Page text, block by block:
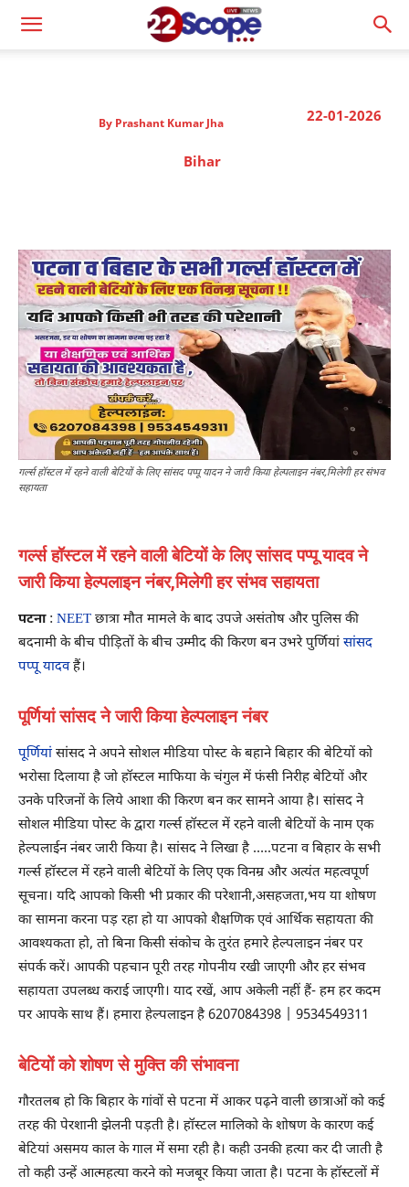
22-01-2026
By Prashant Kumar Jha
Bihar
गर्ल्स हॉस्टल में रहने वाली बेटियों के लिए सांसद पप्पू यादन ने जारी किया हेल्पलाइन नंबर,मिलेगी हर संभव
सहायता
गर्ल्स हॉस्टल में रहने वाली बेटियों के लिए सांसद पप्पू यादव ने
जारी किया हेल्पलाइन नंबर,मिलेगी हर संभव सहायता
पटना: NEET छात्रा मौत मामले के बाद उपजे असंतोष और पुलिस की
बदनामी के बीच पीड़ितों के बीच उम्मीद की किरण बन उभरे पुर्णियां सांसद
पप्पू यादवहैं।
पूर्णियां सांसद ने जारी किया हेल्पलाइन नंबर
पूर्णियांसांसद ने अपने सोशल मीडिया पोस्ट के बहाने बिहार की बेटियों को
भरोसा दिलाया है जो हॉस्टल माफिया के चंगुल में फंसी निरीह बेटियों और
उनके परिजनों के लिये आशा की किरण बन कर सामने आया है। सांसद ने
सोशल मीडिया पोस्ट के द्वारा गर्ल्स हॉस्टल में रहने वाली बेटियों के नाम एक
हेल्पलाईन नंबर जारी किया है। सांसद ने लिखा है …..पटना व बिहार के सभी
गर्ल्स हॉस्टल में रहने वाली बेटियों के लिए एक विनम्र और अत्यंत महत्वपूर्ण
सूचना। यदि आपको किसी भी प्रकार की परेशानी,असहजता,भय या शोषण
का सामना करना पड़ रहा हो या आपको शैक्षणिक एवं आर्थिक सहायता की
आवश्यकता हो, तो बिना किसी संकोच के तुरंत हमारे हेल्पलाइन नंबर पर
संपर्क करें। आपकी पहचान पूरी तरह गोपनीय रखी जाएगी और हर संभव
सहायता उपलब्ध कराई जाएगी। याद रखें, आप अकेली नहीं हैं- हम हर कदम
पर आपके साथ हैं। हमारा हेल्पलाइन है 6207084398 | 9534549311
बेटियों को शोषण से मुक्ति की संभावना
गौरतलब हो कि बिहार के गांवों से पटना में आकर पढ़ने वाली छात्राओं को कई
तरह की पेरशानी झेलनी पड़ती है। हॉस्टल मालिको के शोषण के कारण कई
बेटियां असमय काल के गाल में समा रही है। कही उनकी हत्या कर दी जाती है
तो कही उन्हें आत्महत्या करने को मजबूर किया जाता है। पटना के हॉस्टलों में